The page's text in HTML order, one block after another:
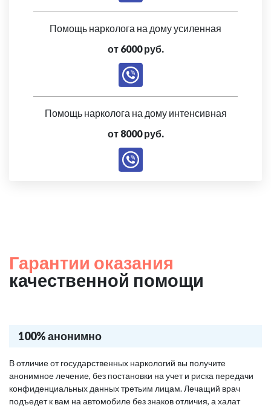
Помощь нарколога на дому усиленная
от 6000 руб.
Помощь нарколога на дому интенсивная
от 8000 руб.
Гарантии оказания
качественной помощи
100% анонимно
В отличие от государственных наркологий вы получите
анонимное лечение, без постановки на учет и риска передачи
конфиденциальных данных третьим лицам. Лечащий врач
подъедет к вам на автомобиле без знаков отличия, а халат